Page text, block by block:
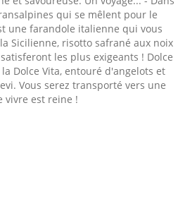
qui se mêlent pour le
une farandole italienne qui vous
Sicilienne, risotto safrané aux noix
les plus exigeants ! Dolce
Dolce Vita, entouré d'angelots et
Vous serez transporté vers une
vivre est reine !